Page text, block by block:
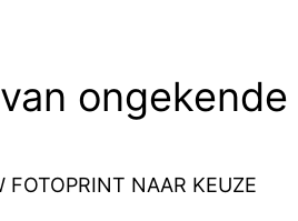
FOTOPRINT NAAR KEUZE